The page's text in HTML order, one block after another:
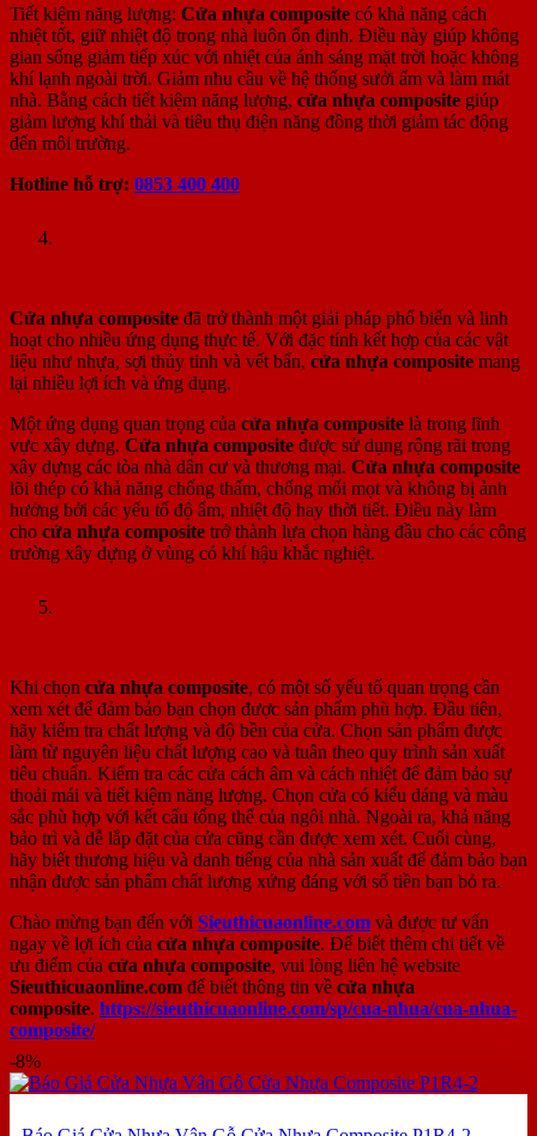
Tiết kiệm năng lượng: Cửa nhựa composite có khả năng cách
nhiệt tốt, giữ nhiệt độ trong nhà luôn ổn định. Điều này giúp không
gian sống giảm tiếp xúc với nhiệt của ánh sáng mặt trời hoặc không
khí lạnh ngoài trời. Giảm nhu cầu về hệ thống sưởi ấm và làm mát
nhà. Bằng cách tiết kiệm năng lượng, cửa nhựa composite giúp
giảm lượng khí thải và tiêu thụ điện năng đồng thời giảm tác động
đến môi trường.
Hotline hỗ trợ: 0853 400 400
Cửa nhựa composite đã trở thành một giải pháp phổ biến và linh
hoạt cho nhiều ứng dụng thực tế. Với đặc tính kết hợp của các vật
liệu như nhựa, sợi thủy tinh và vết bẩn, cửa nhựa composite mang
lại nhiều lợi ích và ứng dụng.
Một ứng dụng quan trọng của cửa nhựa composite là trong lĩnh
vực xây dựng. Cửa nhựa composite được sử dụng rộng rãi trong
xây dựng các tòa nhà dân cư và thương mại. Cửa nhựa composite
lõi thép có khả năng chống thấm, chống mối mọt và không bị ảnh
hưởng bởi các yếu tố độ ẩm, nhiệt độ hay thời tiết. Điều này làm
cho cửa nhựa composite trở thành lựa chọn hàng đầu cho các công
trường xây dựng ở vùng có khí hậu khắc nghiệt.
Khi chọn cửa nhựa composite, có một số yếu tố quan trọng cần
xem xét để đảm bảo bạn chọn được sản phẩm phù hợp. Đầu tiên,
hãy kiểm tra chất lượng và độ bền của cửa. Chọn sản phẩm được
làm từ nguyên liệu chất lượng cao và tuân theo quy trình sản xuất
tiêu chuẩn. Kiểm tra các cửa cách âm và cách nhiệt để đảm bảo sự
thoải mái và tiết kiệm năng lượng. Chọn cửa có kiểu dáng và màu
sắc phù hợp với kết cấu tổng thể của ngôi nhà. Ngoài ra, khả năng
bảo trì và dễ lắp đặt của cửa cũng cần được xem xét. Cuối cùng,
hãy biết thương hiệu và danh tiếng của nhà sản xuất để đảm bảo bạn
nhận được sản phẩm chất lượng xứng đáng với số tiền bạn bỏ ra.
Chào mừng bạn đến với Sieuthicuaonline.com và được tư vấn
ngay về lợi ích của cửa nhựa composite. Để biết thêm chi tiết về
ưu điểm của cửa nhựa composite, vui lòng liên hệ website
Sieuthicuaonline.com để biết thông tin về cửa nhựa
composite. https://sieuthicuaonline.com/sp/cua-nhua/cua-nhua-
composite/
-8%